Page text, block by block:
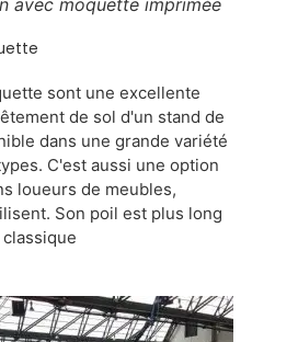
sont une excellente
de sol d'un stand de
dans une grande variété
C'est aussi une option
loueurs de meubles,
Son poil est plus long